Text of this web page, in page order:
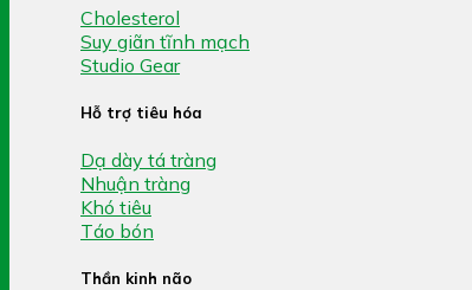
Cholesterol
Suy giãn tĩnh mạch
Studio Gear
Hỗ trợ tiêu hóa
Dạ dày tá tràng
Nhuận tràng
Khó tiêu
Táo bón
Thần kinh não